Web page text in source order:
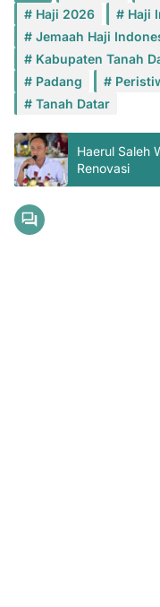
Haji 2026
Haji
Jemaah Haji
Kabupaten Tanah
Padang
Tanah Datar
Haerul Saleh
Renovasi